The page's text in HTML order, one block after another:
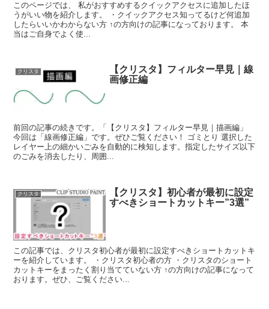
このページでは、 私がおすすめするクイックアクセスに追加したほ
うがいい物を紹介します。 ・クイックアクセス知ってるけど何追加
したらいいかわからない方 ↑の方向けの記事になっております。 本
当はご自身でよく使...
クリスタ
【クリスタ】フィルター早見｜線
画修正編
前回の記事の続きです。「【クリスタ】フィルター早見｜描画編」
今回は「線画修正編」です。ぜひご覧ください！ ゴミとり 選択した
レイヤー上の細かいごみを自動的に検知します。指定したサイズ以下
のごみを消去したり、周囲...
クリスタ
【クリスタ】初心者が最初に設定
すべきショートカットキー”3選”
この記事では、クリスタ初心者が最初に設定すべきショートカットキ
ーを紹介しています。 ・クリスタ初心者の方 ・クリスタのショート
カットキーをまったく割り当てていない方 ↑の方向けの記事になって
おります。ぜひ、ご覧ください...